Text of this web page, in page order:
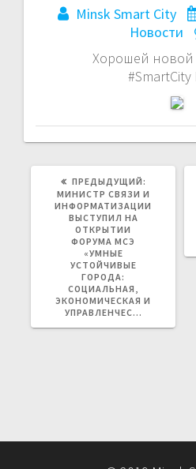
Minsk Smart City
Новости
Хорошей новой
ПРЕДЫДУЩИЙ:
ЗАПИСЬ:
МИНИСТР СВЯЗИ И
ИНФОРМАТИЗАЦИИ
ВЫСТУПИЛ НА
ОТКРЫТИИ
ФОРУМА МСЭ
«УМНЫЕ
УСТОЙЧИВЫЕ
ГОРОДА:
СОЦИАЛЬНАЯ,
ЭКОНОМИЧЕСКАЯ И
УПРАВЛЕНЧЕС…